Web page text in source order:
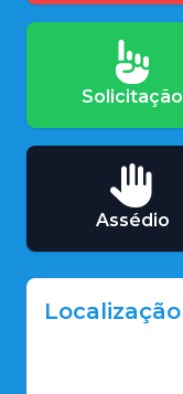
Solicitação
Assédio
Localização